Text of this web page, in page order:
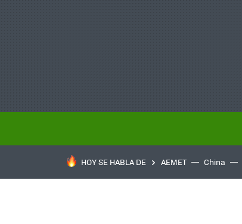
HOY SE HABLA DE AEMET China